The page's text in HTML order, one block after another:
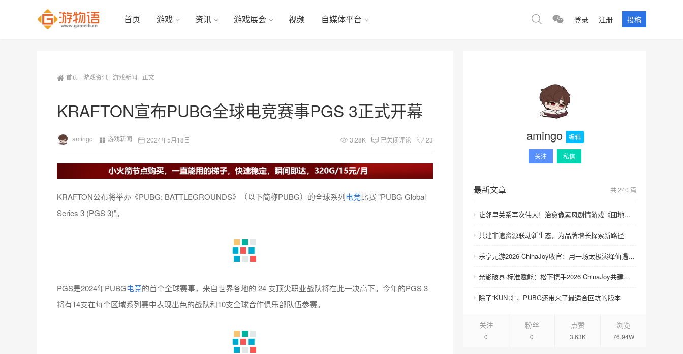
首页 游戏 资讯 游戏展会 视频 自媒体平台 登录 注册 投稿
首页 -游戏资讯-游戏新闻 - 正文
KRAFTON宣布PUBG全球电竞赛事PGS 3正式开幕
amingo 游戏新闻 2024年5月18日 3.28K 已关闭评论 23
KRAFTON公布将举办《PUBG: BATTLEGROUNDS》（以下简称PUBG）的全球系列电竞比赛 "PUBG Global
Series 3 (PGS 3)"。
PGS是2024年PUBG电竞的首个全球赛事，来自世界各地的 24 支顶尖职业战队将在此一决高下。今年的PGS 3
将有14支在每个区域系列赛中表现出色的战队和10支全球合作俱乐部队伍参赛。
amingo 编辑
关注 私信
最新文章 共 240 篇
让邻里关系再次伟大！治愈像素风剧情游戏《团地日和》定档10月30日发售
共建非遗资源联动新生态，为品牌增长探索新路径
乐享元游2026 ChinaJoy收官：用一场太极演绎仙遇“慢仙侠”
光影破界·标准赋能：松下携手2026 ChinaJoy共建次元影像新生态
除了“KUN哥”，PUBG还带来了最适合回坑的版本
关注
0
粉丝
0
点赞
3.63K
浏览
76.94W